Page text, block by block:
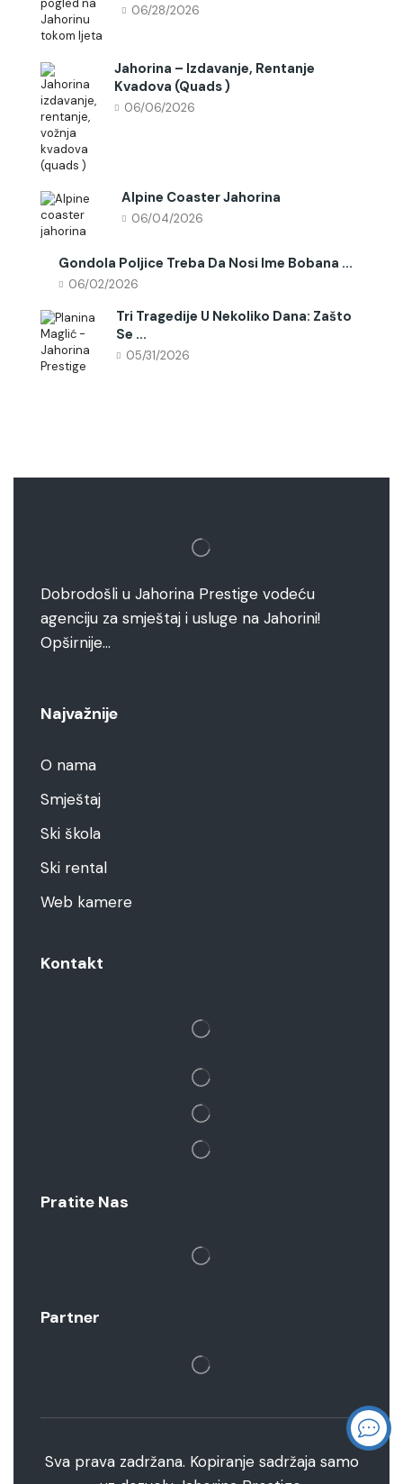
06/28/2026
Jahorina – Izdavanje, Rentanje
Kvadova (quads )
06/06/2026
Alpine Coaster Jahorina
06/04/2026
Gondola Poljice Treba Da Nosi Ime Bobana ...
06/02/2026
Tri Tragedije U Nekoliko Dana: Zašto
Se ...
05/31/2026
Dobrodošli u Jahorina Prestige vodeću
agenciju za smještaj i usluge na Jahorini!
Opširnije…
Najvažnije
O nama
Smještaj
Ski škola
Ski rental
Web kamere
Kontakt
Pratite Nas
Partner
Sva prava zadržana. Kopiranje sadržaja samo